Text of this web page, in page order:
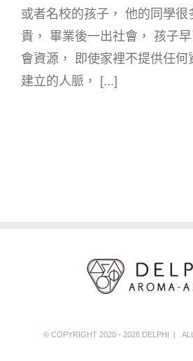
或者名校的孩子， 他的同學很
貴， 畢業後一出社會， 孩子
會資源， 即使家裡不提供任何
建立的人脈， [...]
© COPYRIGHT 2020 - 2026 DELPHI |